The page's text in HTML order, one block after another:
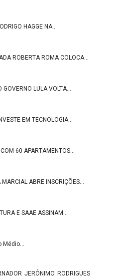
HAGGE NA…
ROBERTA ROMA COLOCA…
GOVERNO LULA VOLTA…
EM TECNOLOGIA…
COM 60 APARTAMENTOS…
MARCIAL ABRE INSCRIÇÕES…
E SAAE ASSINAM…
Médio…
JERÔNIMO RODRIGUES